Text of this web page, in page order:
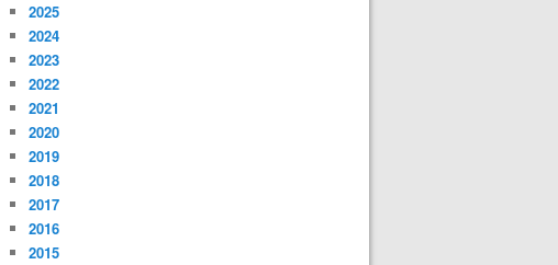
2025
2024
2023
2022
2021
2020
2019
2018
2017
2016
2015